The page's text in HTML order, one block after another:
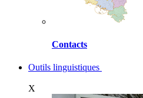
Contacts
Outils linguistiques
X